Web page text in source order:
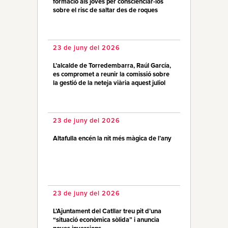
formació als joves per conscienciar-los
sobre el risc de saltar des de roques
23 de juny del 2026
L’alcalde de Torredembarra, Raúl García,
es compromet a reunir la comissió sobre
la gestió de la neteja viària aquest juliol
23 de juny del 2026
Altafulla encén la nit més màgica de l’any
23 de juny del 2026
L’Ajuntament del Catllar treu pit d’una
“situació econòmica sòlida” i anuncia